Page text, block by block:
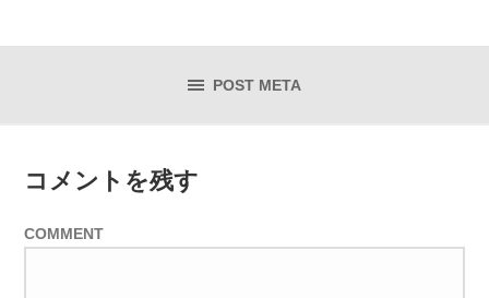
POST META
コメントを残す
COMMENT